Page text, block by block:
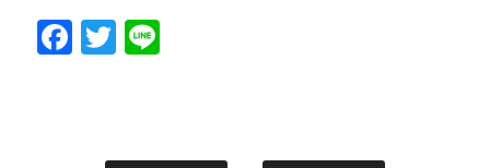
Facebook
Twitter